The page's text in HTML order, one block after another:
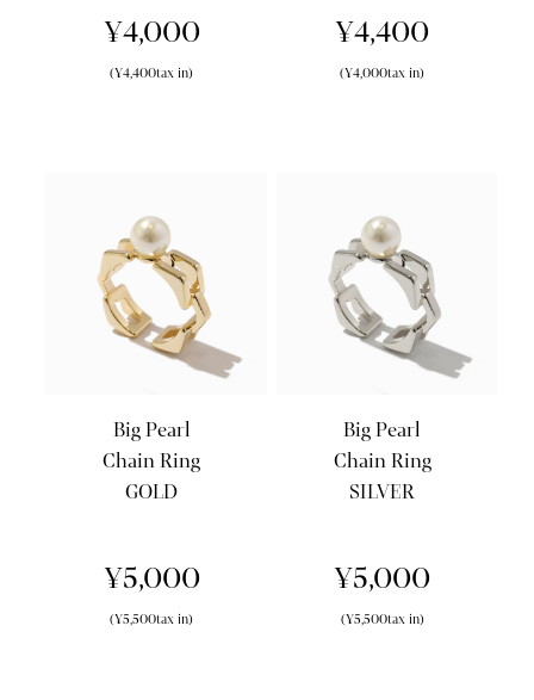
¥4,000
(¥4,400tax in)
¥4,400
(¥4,000tax in)
Big Pearl
Chain Ring
GOLD
¥5,000
(¥5,500tax in)
Big Pearl
Chain Ring
SILVER
¥5,000
(¥5,500tax in)